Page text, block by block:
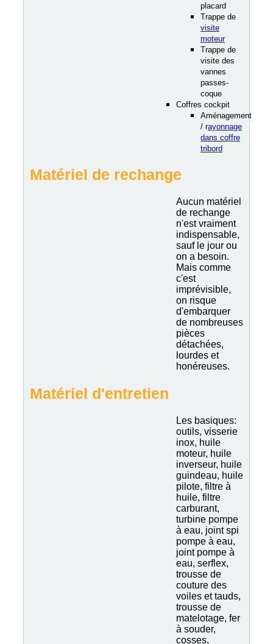
placard
Trappe de
visite
moteur
Trappe de
visite des
vannes
passes-
coque
Coffres cockpit
Aménagement
/ rayonnage
dans coffre
tribord
Matériel de rechange
Aucun matériel
de rechange
n'est vraiment
indispensable,
sauf le jour ou
on a besoin.
Mais comme
c'est
imprévisible,
on risque
d'embarquer
de nombreuses
pièces
détachées,
lourdes et
honéreuses.
Matériel d'entretien
Les basiques:
outils, visserie
inox, huile
moteur, huile
inverseur, huile
guindeau, huile
pilote, filtre à
huile, filtre
carburant,
turbine pompe
à eau, joint spi
pompe à eau,
joint pompe à
eau, serflex,
trousse de
couture des
voiles et tauds,
trousse de
matelotage, fer
à souder,
cosses,